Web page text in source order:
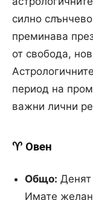
силно
преминава
от свобода,
период на
важни лични
♈ Овен
Общо:
Имате